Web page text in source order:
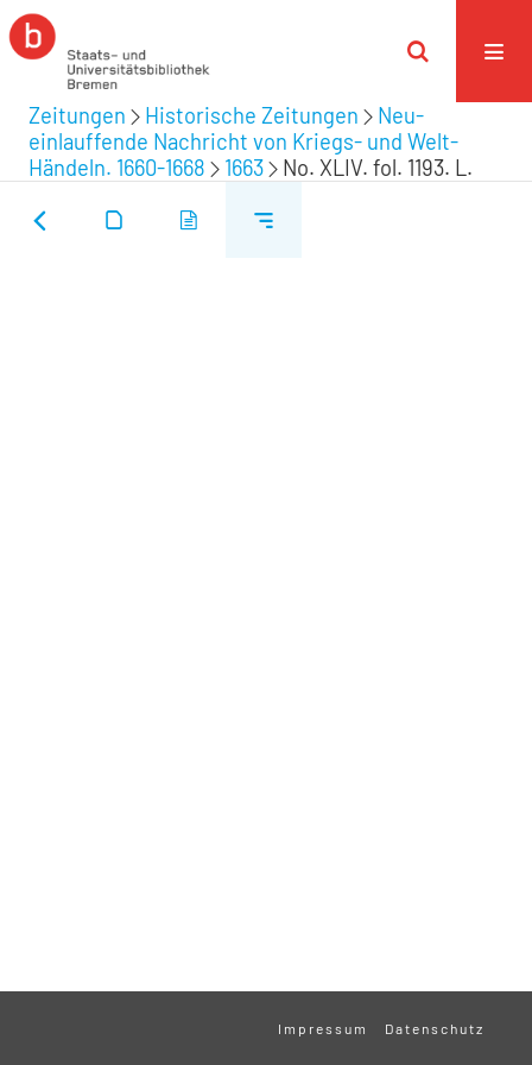
Zeitungen Historische Zeitungen
Neu-
einlauffende Nachricht von Kriegs- und Welt-
Händeln. 1660-1668
1663 No. XLIV. fol. 1193. L.
Impressum Datenschutz